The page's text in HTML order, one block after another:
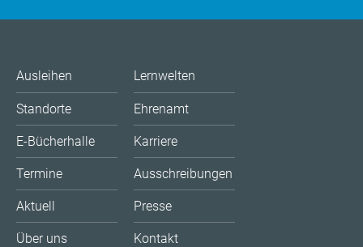
Ausleihen
Standorte
E-Bücherhalle
Termine
Aktuell
Über uns
Lernwelten
Ehrenamt
Karriere
Ausschreibungen
Presse
Kontakt